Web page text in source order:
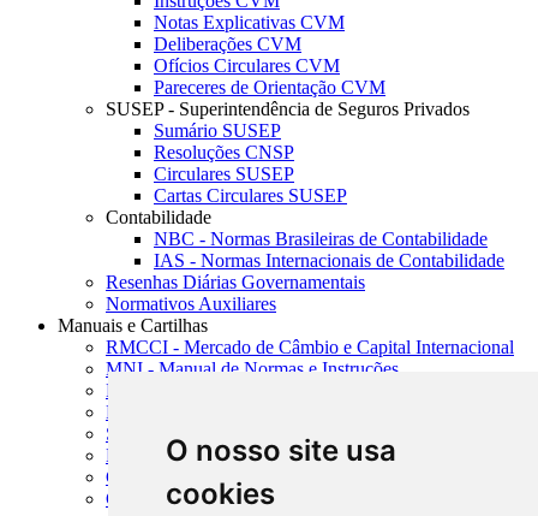
O nosso site usa
cookies
Notas Explicativas CVM
Deliberações CVM
Ofícios Circulares CVM
Pareceres de Orientação CVM
SUSEP - Superintendência de Seguros Privados
Sumário SUSEP
Resoluções CNSP
Circulares SUSEP
Cartas Circulares SUSEP
Contabilidade
NBC - Normas Brasileiras de Contabilidade
IAS - Normas Internacionais de Contabilidade
Resenhas Diárias Governamentais
Normativos Auxiliares
Manuais e Cartilhas
RMCCI - Mercado de Câmbio e Capital Internacional
MNI - Manual de Normas e Instruções
MTVM - Manual de Títulos e Valores Mobiliários
MCR - Manual de Crédito Rural
SISORF - Manual de Organização do SFN
MASUP - Manual de Supervisão Bancária
CADOC - Catálogo de Documentos
CNAE-CONCLA - Classificação Nacional de